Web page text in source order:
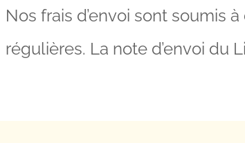
Nos frais d’envoi sont soumis
régulières. La note d’envoi du